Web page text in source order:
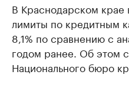
В Краснодарском крае
лимиты по кредитным
8,1% по сравнению с
годом ранее. Об этом
Национального бюро